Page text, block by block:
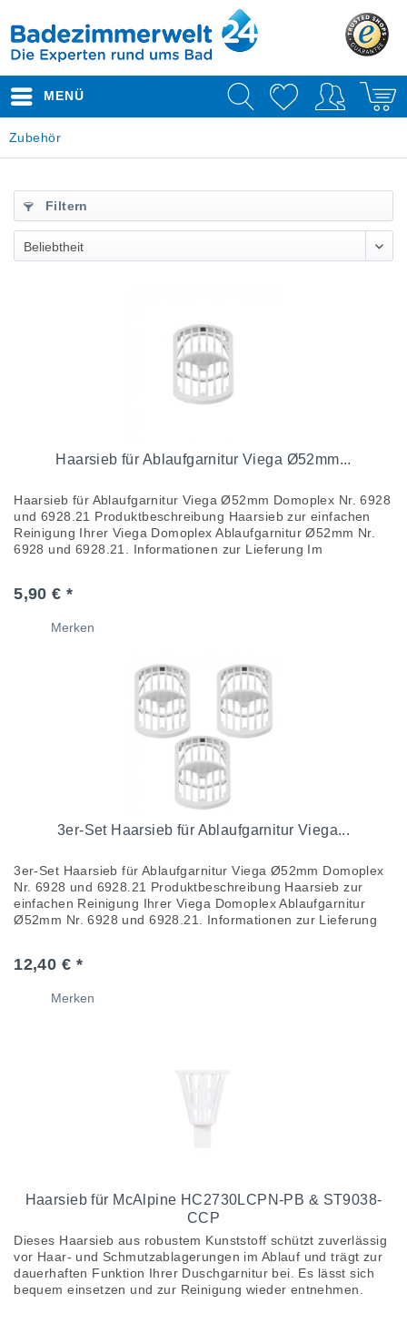
MENÜ
Zubehör
Filtern
Haarsieb für Ablaufgarnitur Viega Ø52mm...
Haarsieb für Ablaufgarnitur Viega Ø52mm Domoplex Nr. 6928
und 6928.21 Produktbeschreibung Haarsieb zur einfachen
Reinigung Ihrer Viega Domoplex Ablaufgarnitur Ø52mm Nr.
6928 und 6928.21. Informationen zur Lieferung Im
5,90 € *
Merken
3er-Set Haarsieb für Ablaufgarnitur Viega...
3er-Set Haarsieb für Ablaufgarnitur Viega Ø52mm Domoplex
Nr. 6928 und 6928.21 Produktbeschreibung Haarsieb zur
einfachen Reinigung Ihrer Viega Domoplex Ablaufgarnitur
Ø52mm Nr. 6928 und 6928.21. Informationen zur Lieferung
12,40 € *
Merken
Haarsieb für McAlpine HC2730LCPN-PB & ST9038-
CCP
Dieses Haarsieb aus robustem Kunststoff schützt zuverlässig
vor Haar- und Schmutzablagerungen im Ablauf und trägt zur
dauerhaften Funktion Ihrer Duschgarnitur bei. Es lässt sich
bequem einsetzen und zur Reinigung wieder entnehmen.